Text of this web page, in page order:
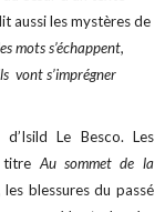
aussi les mystères de
mots s’échappent,
vont s’imprégner
Le Besco. Les
titre Au sommet de la
blessures du passé